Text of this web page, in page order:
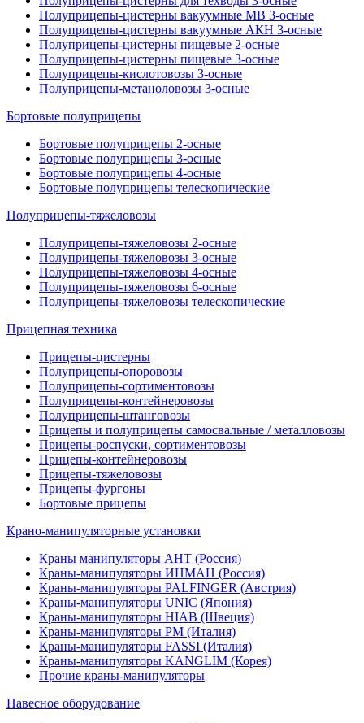
Полуприцепы-цистерны вакуумные МВ 3-осные
Полуприцепы-цистерны вакуумные АКН 3-осные
Полуприцепы-цистерны пищевые 2-осные
Полуприцепы-цистерны пищевые 3-осные
Полуприцепы-кислотовозы 3-осные
Полуприцепы-метаноловозы 3-осные
Бортовые полуприцепы
Бортовые полуприцепы 2-осные
Бортовые полуприцепы 3-осные
Бортовые полуприцепы 4-осные
Бортовые полуприцепы телескопические
Полуприцепы-тяжеловозы
Полуприцепы-тяжеловозы 2-осные
Полуприцепы-тяжеловозы 3-осные
Полуприцепы-тяжеловозы 4-осные
Полуприцепы-тяжеловозы 6-осные
Полуприцепы-тяжеловозы телескопические
Прицепная техника
Прицепы-цистерны
Полуприцепы-опоровозы
Полуприцепы-сортиментовозы
Полуприцепы-контейнеровозы
Полуприцепы-штанговозы
Прицепы и полуприцепы самосвальные / металловозы
Прицепы-роспуски, сортиментовозы
Прицепы-контейнеровозы
Прицепы-тяжеловозы
Прицепы-фургоны
Бортовые прицепы
Крано-манипуляторные установки
Краны манипуляторы АНТ (Россия)
Краны-манипуляторы ИНМАН (Россия)
Краны-манипуляторы PALFINGER (Австрия)
Краны-манипуляторы UNIC (Япония)
Краны-манипуляторы HIAB (Швеция)
Краны-манипуляторы PM (Италия)
Краны-манипуляторы FASSI (Италия)
Краны-манипуляторы KANGLIM (Корея)
Прочие краны-манипуляторы
Навесное оборудование